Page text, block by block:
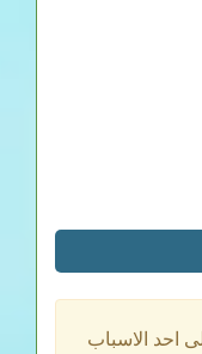
احد الاسباب